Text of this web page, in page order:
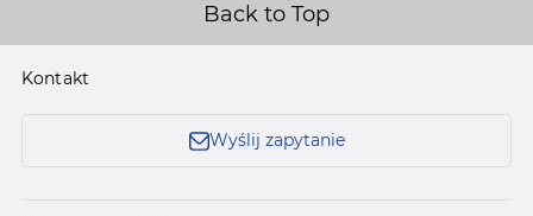
Back to Top
Kontakt
Wyślij zapytanie